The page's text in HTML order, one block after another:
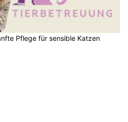
Pflege für sensible Katzen